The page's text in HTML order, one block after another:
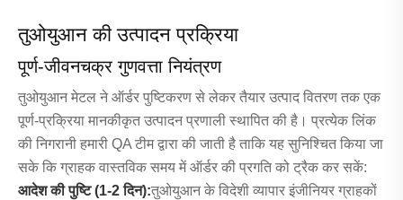
तुओयुआन की उत्पादन प्रक्रिया
पूर्ण-जीवनचक्र गुणवत्ता नियंत्रण
तुओयुआन मेटल ने ऑर्डर पुष्टिकरण से लेकर तैयार उत्पाद वितरण तक एक
पूर्ण-प्रक्रिया मानकीकृत उत्पादन प्रणाली स्थापित की है। प्रत्येक लिंक
की निगरानी हमारी QA टीम द्वारा की जाती है ताकि यह सुनिश्चित किया जा
सके कि ग्राहक वास्तविक समय में ऑर्डर की प्रगति को ट्रैक कर सकें:
आदेश की पुष्टि (1-2 दिन):तुओयुआन के विदेशी व्यापार इंजीनियर ग्राहकों